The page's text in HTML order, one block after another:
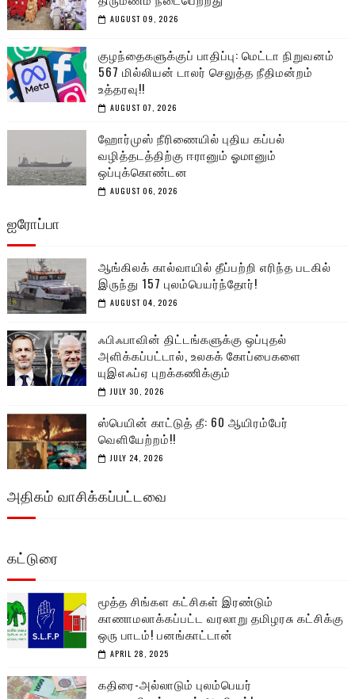
AUGUST 09, 2026
குழந்தைகளுக்குப் பாதிப்பு: மெட்டா நிறுவனம்
567 மில்லியன் டாலர் செலுத்த நீதிமன்றம்
உத்தரவு!!
AUGUST 07, 2026
ஹோர்முஸ் நீரிணையில் புதிய கப்பல்
வழித்தடத்திற்கு ஈரானும் ஓமானும்
ஒப்புக்கொண்டன
AUGUST 06, 2026
ஐரோப்பா
ஆங்கிலக் கால்வாயில் தீப்பற்றி எரிந்த படகில்
இருந்து 157 புலம்பெயர்ந்தோர்!
AUGUST 04, 2026
ஃபிஃபாவின் திட்டங்களுக்கு ஒப்புதல்
அளிக்கப்பட்டால், உலகக் கோப்பைகளை
யுஇஎஃப்ஏ புறக்கணிக்கும்
JULY 30, 2026
ஸ்பெயின் காட்டுத் தீ: 60 ஆயிரம்பேர்
வெளியேற்றம்!!
JULY 24, 2026
அதிகம் வாசிக்கப்பட்டவை
கட்டுரை
மூத்த சிங்கள கட்சிகள் இரண்டும்
காணாமலாக்கப்பட்ட வரலாறு தமிழரசு கட்சிக்கு
ஒரு பாடம்! பனங்காட்டான்
APRIL 28, 2025
கதிரை-அல்லாடும் புலம்பெயர்